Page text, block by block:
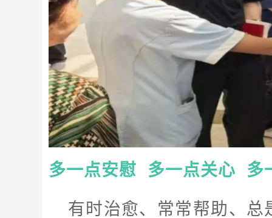
多一点安慰 多一点关心 多
有时治愈、常常帮助、